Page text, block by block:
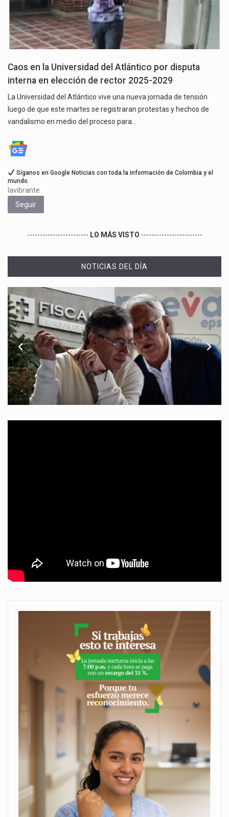
Caos en la Universidad del Atlántico por disputa
interna en elección de rector 2025-2029
La Universidad del Atlántico vive una nueva jornada de tensión
luego de que este martes se registraran protestas y hechos de
vandalismo en medio del proceso para…
Síganos en Google Noticias con toda la información de Colombia y el
mundo.
lavibrante
Seguir
------------------------ LO MÁS VISTO ------------------------
NOTICIAS DEL DÍA